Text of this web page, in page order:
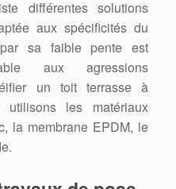
différentes solutions
aux spécificités du
sa faible pente est
aux agressions
un toit terrasse à
utilisons les matériaux
la membrane EPDM, le